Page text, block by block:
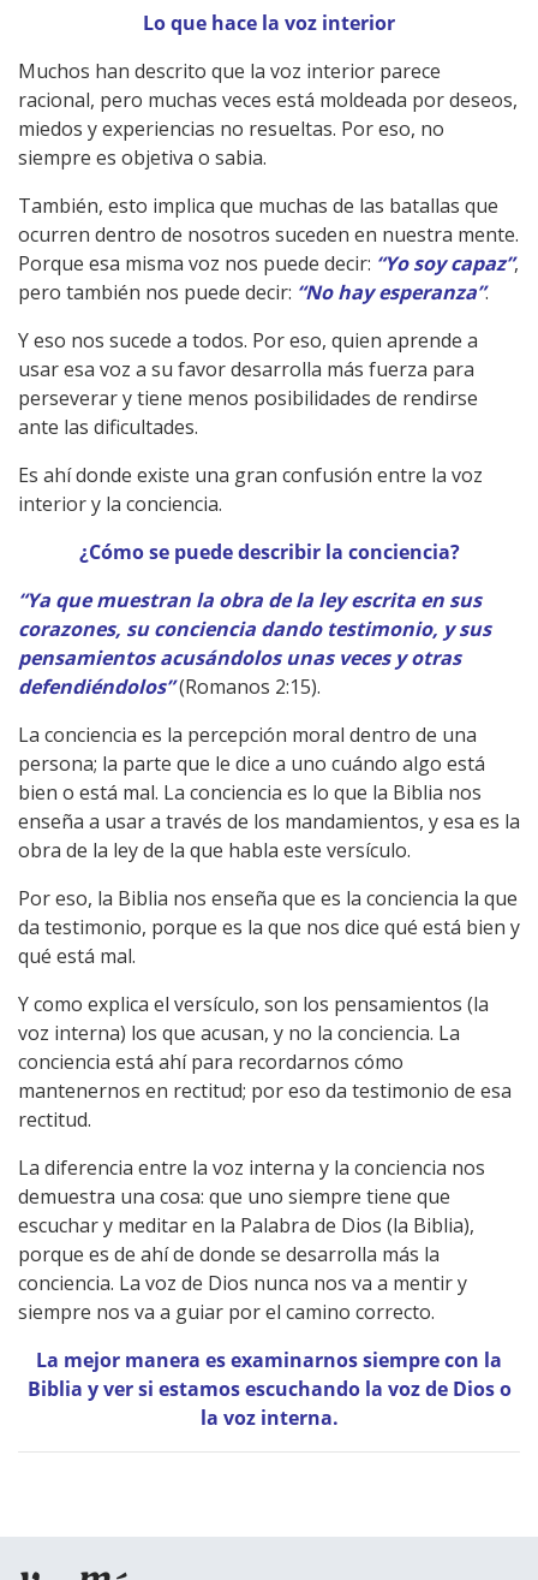
Lo que hace la voz interior
Muchos han descrito que la voz interior parece
racional, pero muchas veces está moldeada por deseos,
miedos y experiencias no resueltas. Por eso, no
siempre es objetiva o sabia.
También, esto implica que muchas de las batallas que
ocurren dentro de nosotros suceden en nuestra mente.
Porque esa misma voz nos puede decir: “Yo soy capaz”,
pero también nos puede decir: “No hay esperanza”.
Y eso nos sucede a todos. Por eso, quien aprende a
usar esa voz a su favor desarrolla más fuerza para
perseverar y tiene menos posibilidades de rendirse
ante las dificultades.
Es ahí donde existe una gran confusión entre la voz
interior y la conciencia.
¿Cómo se puede describir la conciencia?
“Ya que muestran la obra de la ley escrita en sus
corazones, su conciencia dando testimonio, y sus
pensamientos acusándolos unas veces y otras
defendiéndolos”(Romanos 2:15).
La conciencia es la percepción moral dentro de una
persona; la parte que le dice a uno cuándo algo está
bien o está mal. La conciencia es lo que la Biblia nos
enseña a usar a través de los mandamientos, y esa es la
obra de la ley de la que habla este versículo.
Por eso, la Biblia nos enseña que es la conciencia la que
da testimonio, porque es la que nos dice qué está bien y
qué está mal.
Y como explica el versículo, son los pensamientos (la
voz interna) los que acusan, y no la conciencia. La
conciencia está ahí para recordarnos cómo
mantenernos en rectitud; por eso da testimonio de esa
rectitud.
La diferencia entre la voz interna y la conciencia nos
demuestra una cosa: que uno siempre tiene que
escuchar y meditar en la Palabra de Dios (la Biblia),
porque es de ahí de donde se desarrolla más la
conciencia. La voz de Dios nunca nos va a mentir y
siempre nos va a guiar por el camino correcto.
La mejor manera es examinarnos siempre con la
Biblia y ver si estamos escuchando la voz de Dios o
la voz interna.